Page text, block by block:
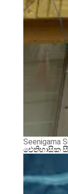
Seenigama
ඓතිහාසික